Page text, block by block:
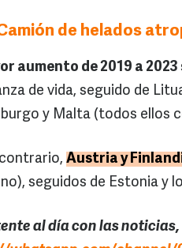
de helados
aumento de 2019 a
de vida, seguido de
y Malta (todos ellos
Austria y
seguidos de Estonia y
al día con las